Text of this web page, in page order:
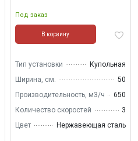
Под заказ
В корзину
Тип установки
Купольная
Ширина, см.
50
Производительность, м3/ч
650
Количество скоростей
3
Цвет
Нержавеющая сталь